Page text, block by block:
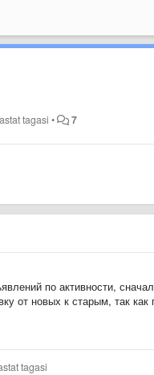
tagasi • 7
по активности,
от новых к старым, так
tagasi